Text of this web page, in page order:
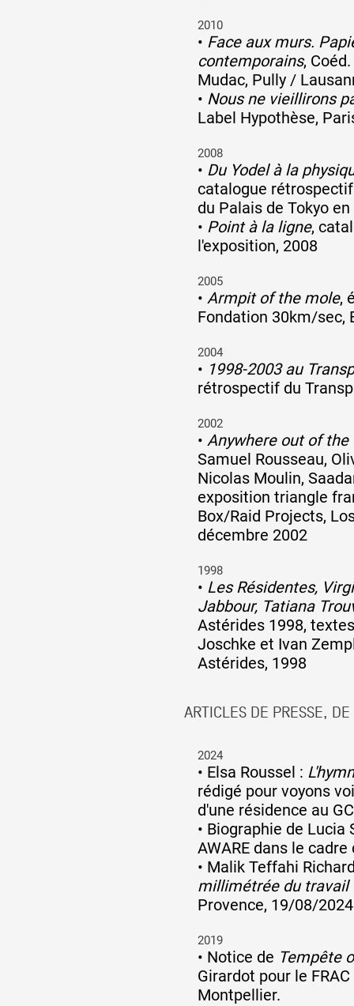
2010
• Face aux murs.
contemporains,
Mudac, Pully /
• Nous ne vieillirons
Label Hypothèse,
2008
• Du Yodel à la
catalogue
du Palais de Tokyo
• Point à la ligne,
l'exposition, 2008
2005
• Armpit of the mole,
Fondation 30km/sec,
2004
• 1998-2003 au
rétrospectif du
2002
• Anywhere out of the
Samuel Rousseau,
Nicolas Moulin,
exposition triangle
Box/Raid Projects,
décembre 2002
1998
• Les Résidentes,
Jabbour, Tatiana
Astérides 1998,
Joschke et Ivan
Astérides, 1998
ARTICLES DE PRESSE, DE
2024
• Elsa Roussel :
rédigé pour voyons
d'une résidence au
• Biographie de Lucia
AWARE dans le
• Malik Teffahi
millimétrée du travail
Provence, 19/08/
2019
• Notice de Tempête
Girardot pour le
Montpellier.